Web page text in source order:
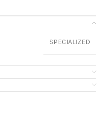
SPECIALIZED